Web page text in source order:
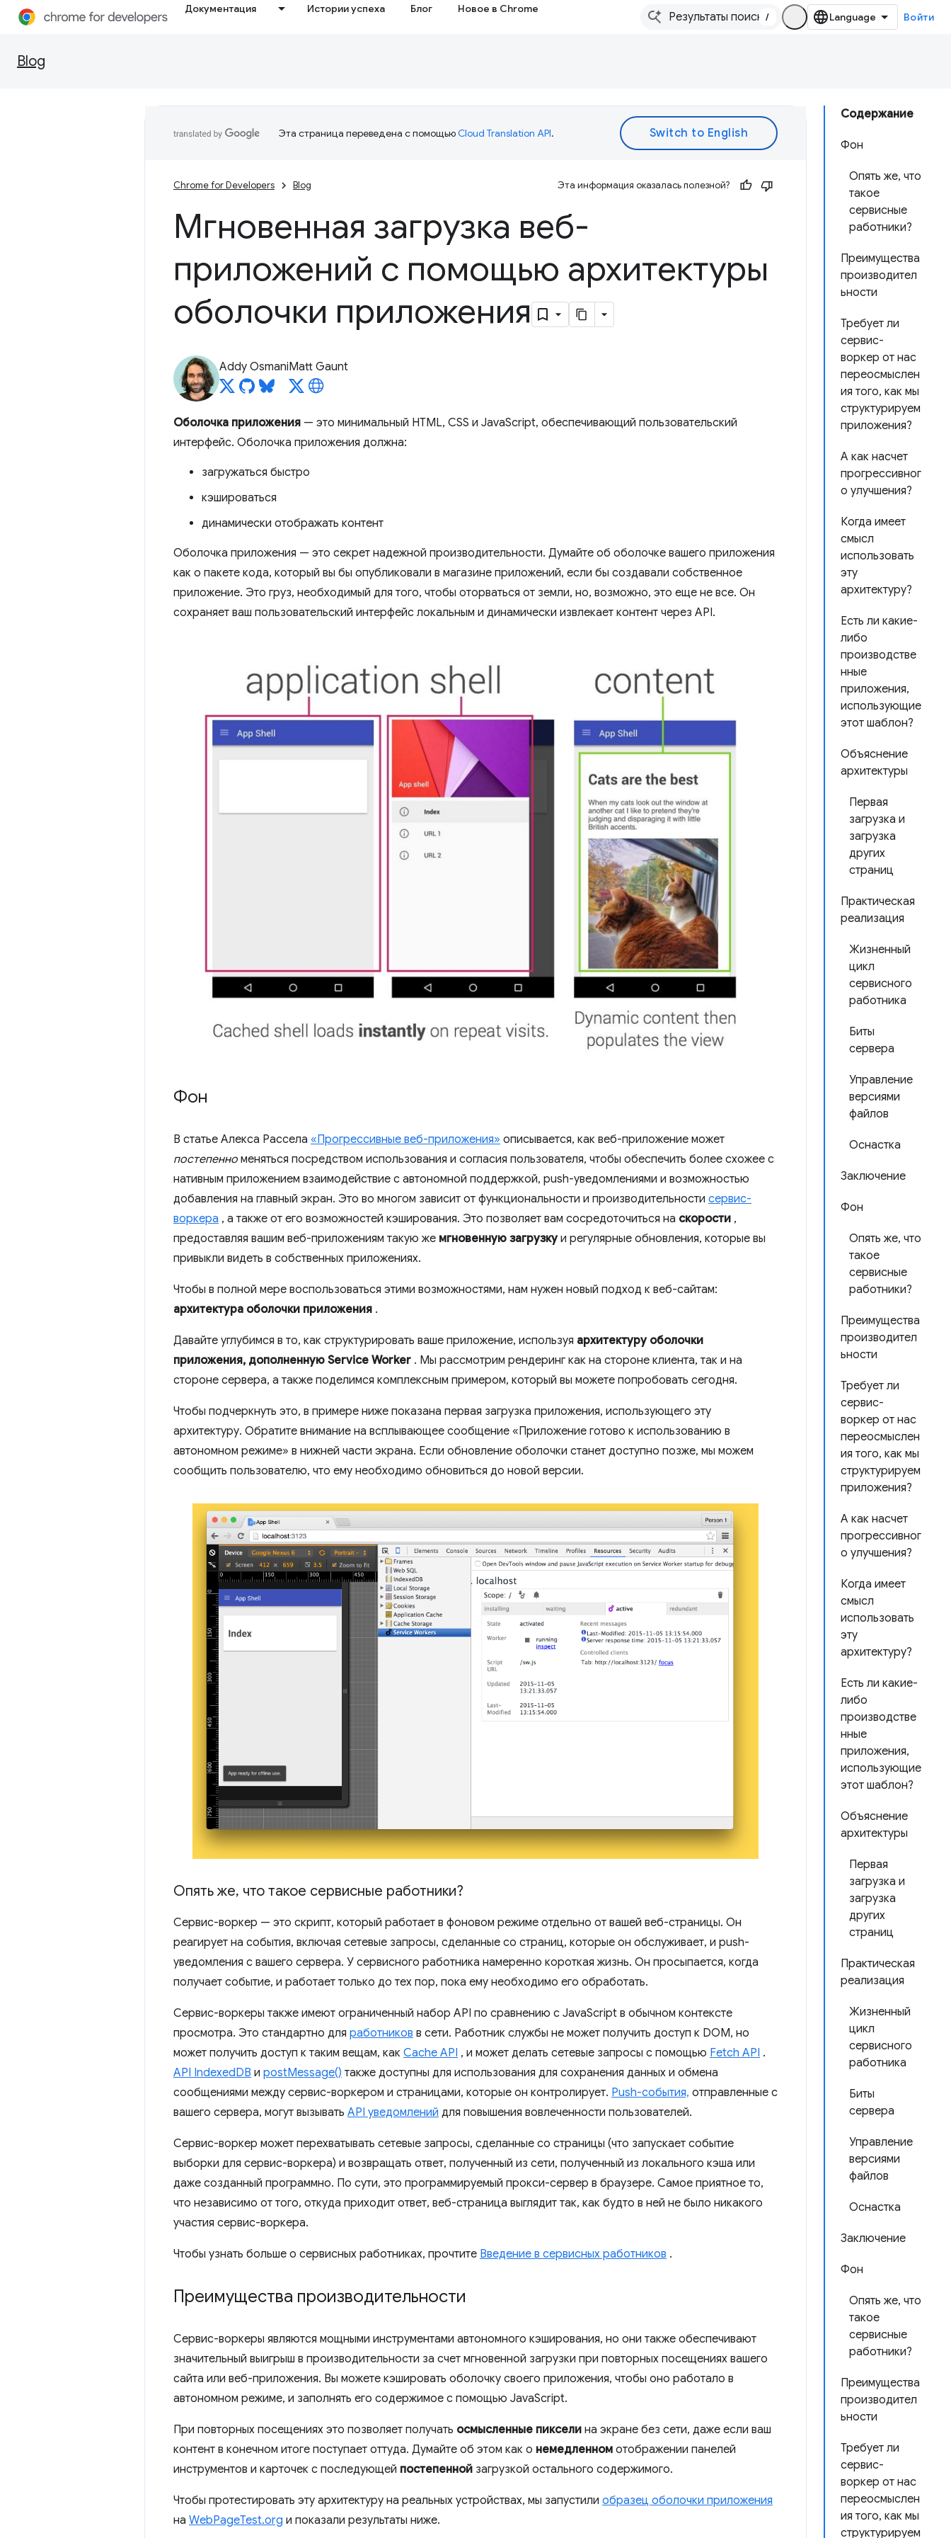
Документация Истории успеха Блог Новое в Chrome
/ Войти
Blog
Содержание
Фон
Опять же, что
такое
сервисные
работники?
Преимущества
производител
ьности
Требует ли
сервис-
воркер от нас
переосмыслен
ия того, как мы
структурируем
приложения?
А как насчет
прогрессивног
о улучшения?
Когда имеет
смысл
использовать
эту
архитектуру?
Есть ли какие-
либо
производстве
нные
приложения,
использующие
этот шаблон?
Объяснение
архитектуры
Первая
загрузка и
загрузка
других
страниц
Практическая
реализация
Жизненный
цикл
сервисного
работника
Биты
сервера
Управление
версиями
файлов
Оснастка
Заключение
Фон
Опять же, что
такое
сервисные
работники?
Преимущества
производител
ьности
Требует ли
сервис-
воркер от нас
переосмыслен
ия того, как мы
структурируем
приложения?
А как насчет
прогрессивног
о улучшения?
Когда имеет
смысл
использовать
эту
архитектуру?
Есть ли какие-
либо
производстве
нные
приложения,
использующие
этот шаблон?
Объяснение
архитектуры
Первая
загрузка и
загрузка
других
страниц
Практическая
реализация
Жизненный
цикл
сервисного
работника
Биты
сервера
Управление
версиями
файлов
Оснастка
Заключение
Фон
Опять же, что
такое
сервисные
работники?
Преимущества
производител
ьности
Требует ли
сервис-
воркер от нас
переосмыслен
ия того, как мы
структурируем
Эта страница переведена с помощьюCloud Translation API.
Chrome for Developers Blog Эта информация оказалась полезной?
Мгновенная загрузка веб-
приложений с помощью архитектуры
оболочки приложения
Addy OsmaniMatt Gaunt
Оболочка приложения — это минимальный HTML, CSS и JavaScript, обеспечивающий пользовательский
интерфейс. Оболочка приложения должна:
загружаться быстро
кэшироваться
динамически отображать контент
Оболочка приложения — это секрет надежной производительности. Думайте об оболочке вашего приложения
как о пакете кода, который вы бы опубликовали в магазине приложений, если бы создавали собственное
приложение. Это груз, необходимый для того, чтобы оторваться от земли, но, возможно, это еще не все. Он
сохраняет ваш пользовательский интерфейс локальным и динамически извлекает контент через API.
Фон
В статье Алекса Рассела «Прогрессивные веб-приложения» описывается, как веб-приложение может
постепенно меняться посредством использования и согласия пользователя, чтобы обеспечить более схожее с
нативным приложением взаимодействие с автономной поддержкой, push-уведомлениями и возможностью
добавления на главный экран. Это во многом зависит от функциональности и производительности сервис-
воркера , а также от его возможностей кэширования. Это позволяет вам сосредоточиться на скорости ,
предоставляя вашим веб-приложениям такую ​​же мгновенную загрузкуи регулярные обновления, которые вы
привыкли видеть в собственных приложениях.
Чтобы в полной мере воспользоваться этими возможностями, нам нужен новый подход к веб-сайтам:
архитектура оболочки приложения .
Давайте углубимся в то, как структурировать ваше приложение, используя архитектуру оболочки
приложения, дополненную Service Worker . Мы рассмотрим рендеринг как на стороне клиента, так и на
стороне сервера, а также поделимся комплексным примером, который вы можете попробовать сегодня.
Чтобы подчеркнуть это, в примере ниже показана первая загрузка приложения, использующего эту
архитектуру. Обратите внимание на всплывающее сообщение «Приложение готово к использованию в
автономном режиме» в нижней части экрана. Если обновление оболочки станет доступно позже, мы можем
сообщить пользователю, что ему необходимо обновиться до новой версии.
Опять же, что такое сервисные работники?
Сервис-воркер — это скрипт, который работает в фоновом режиме отдельно от вашей веб-страницы. Он
реагирует на события, включая сетевые запросы, сделанные со страниц, которые он обслуживает, и push-
уведомления с вашего сервера. У сервисного работника намеренно короткая жизнь. Он просыпается, когда
получает событие, и работает только до тех пор, пока ему необходимо его обработать.
Сервис-воркеры также имеют ограниченный набор API по сравнению с JavaScript в обычном контексте
просмотра. Это стандартно для работников в сети. Работник службы не может получить доступ к DOM, но
может получить доступ к таким вещам, как Cache API , и может делать сетевые запросы с помощью Fetch API .
API IndexedDB и postMessage() также доступны для использования для сохранения данных и обмена
сообщениями между сервис-воркером и страницами, которые он контролирует. Push-события, отправленные с
вашего сервера, могут вызывать API уведомлений для повышения вовлеченности пользователей.
Сервис-воркер может перехватывать сетевые запросы, сделанные со страницы (что запускает событие
выборки для сервис-воркера) и возвращать ответ, полученный из сети, полученный из локального кэша или
даже созданный программно. По сути, это программируемый прокси-сервер в браузере. Самое приятное то,
что независимо от того, откуда приходит ответ, веб-страница выглядит так, как будто в ней не было никакого
участия сервис-воркера.
Чтобы узнать больше о сервисных работниках, прочтите Введение в сервисных работников .
Преимущества производительности
Сервис-воркеры являются мощными инструментами автономного кэширования, но они также обеспечивают
значительный выигрыш в производительности за счет мгновенной загрузки при повторных посещениях вашего
сайта или веб-приложения. Вы можете кэшировать оболочку своего приложения, чтобы оно работало в
автономном режиме, и заполнять его содержимое с помощью JavaScript.
При повторных посещениях это позволяет получать осмысленные пиксели на экране без сети, даже если ваш
контент в конечном итоге поступает оттуда. Думайте об этом как о немедленном отображении панелей
инструментов и карточек с последующей постепенной загрузкой остального содержимого.
Чтобы протестировать эту архитектуру на реальных устройствах, мы запустили образец оболочки приложения
на WebPageTest.org и показали результаты ниже.